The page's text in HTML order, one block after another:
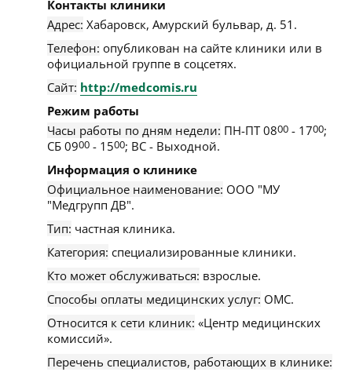
Контакты клиники
Адрес: Хабаровск, Амурский бульвар, д. 51 .
Телефон: опубликован на сайте клиники или в
официальной группе в соцсетях.
Сайт: http://medcomis.ru
Режим работы
Часы работы по дням недели: ПН-ПТ 0800 - 1700;
СБ 0900 - 1500; ВС - Выходной.
Информация о клинике
Официальное наименование: ООО "МУ
"Медгрупп ДВ".
Тип: частная клиника.
Категория: специализированные клиники.
Кто может обслуживаться: взрослые.
Способы оплаты медицинских услуг: ОМС.
Относится к сети клиник: «Центр медицинских
комиссий».
Перечень специалистов, работающих в клинике: